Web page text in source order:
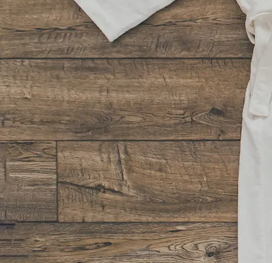
Yhteystiedot & saapuminen
Info
Dolce Vita
Tapahtumat
Yhteystiedot
Tilaa uutiskirje
Vastuullisuus
Tietosuoja
AukioloajatBonustili
Solaris Kylpylät
Lohja Spa & ResortRauhalahti
Varaa LahjakortitTapahtumat
VARAA HUONE